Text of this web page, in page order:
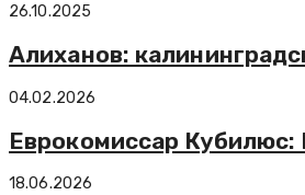
26.10.2025
Алиханов:
04.02.2026
Еврокомиссар Кубилюс:
18.06.2026